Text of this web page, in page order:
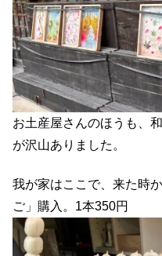
お土産屋さんのほうも、
が沢山ありました。
我が家はここで、来た時
ご」購入。1本350円